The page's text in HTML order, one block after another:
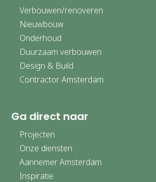
Verbouwen/renoveren
Nieuwbouw
Onderhoud
Duurzaam verbouwen
Design & Build
Contractor Amsterdam
Ga direct naar
Projecten
Onze diensten
Aannemer Amsterdam
Inspiratie